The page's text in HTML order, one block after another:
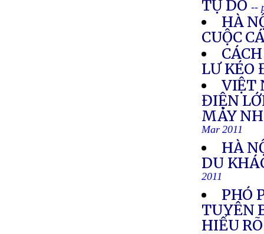
TỰ DO --
HÀ
CUỘC
LƯ KÉO
VIỆT
ĐIỆN
MÁY
Mar 2011
HÀ
DU
2011
PHÓ
TUYÊN
HIỂU